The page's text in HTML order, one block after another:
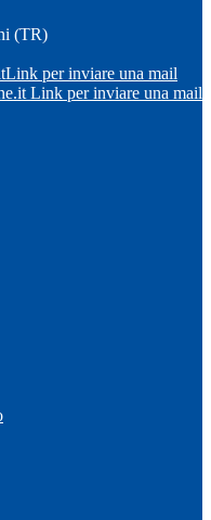
(TR)
Link per inviare una mail
Link per inviare una mail